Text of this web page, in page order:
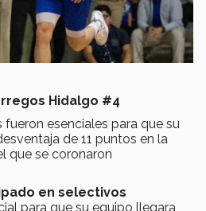
Hidalgo #4
esenciales para que su
de 11 puntos en la
que se coronaron
en selectivos
para que su equipo llegara